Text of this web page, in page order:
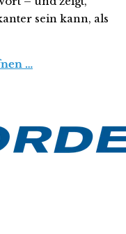
sein kann, als
…